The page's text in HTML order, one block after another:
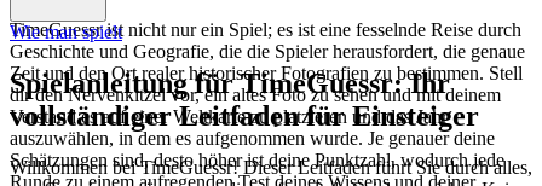
TimeGuessr ist nicht nur ein Spiel; es ist eine fesselnde Reise durch
Geschichte und Geografie, die die Spieler herausfordert, die genaue
Zeit und den Ort realer historischer Fotografien zu bestimmen. Stell
dir den Nervenkitzel vor, ein altes Foto zu sehen und mit deinem
Verstand es auf einer Weltkarte zu platzieren und das Jahr
auszuwählen, in dem es aufgenommen wurde. Je genauer deine
Schätzungen sind, desto höher ist deine Punktzahl, wodurch jede
Runde zu einem aufregenden Test deines Wissens und deiner
Wie man spielt
Spielanleitung für TimeGuessr: Ihr
vollständiger Leitfaden für Einsteiger
Willkommen bei TimeGuessr! Dieser Leitfaden führt Sie durch alles,